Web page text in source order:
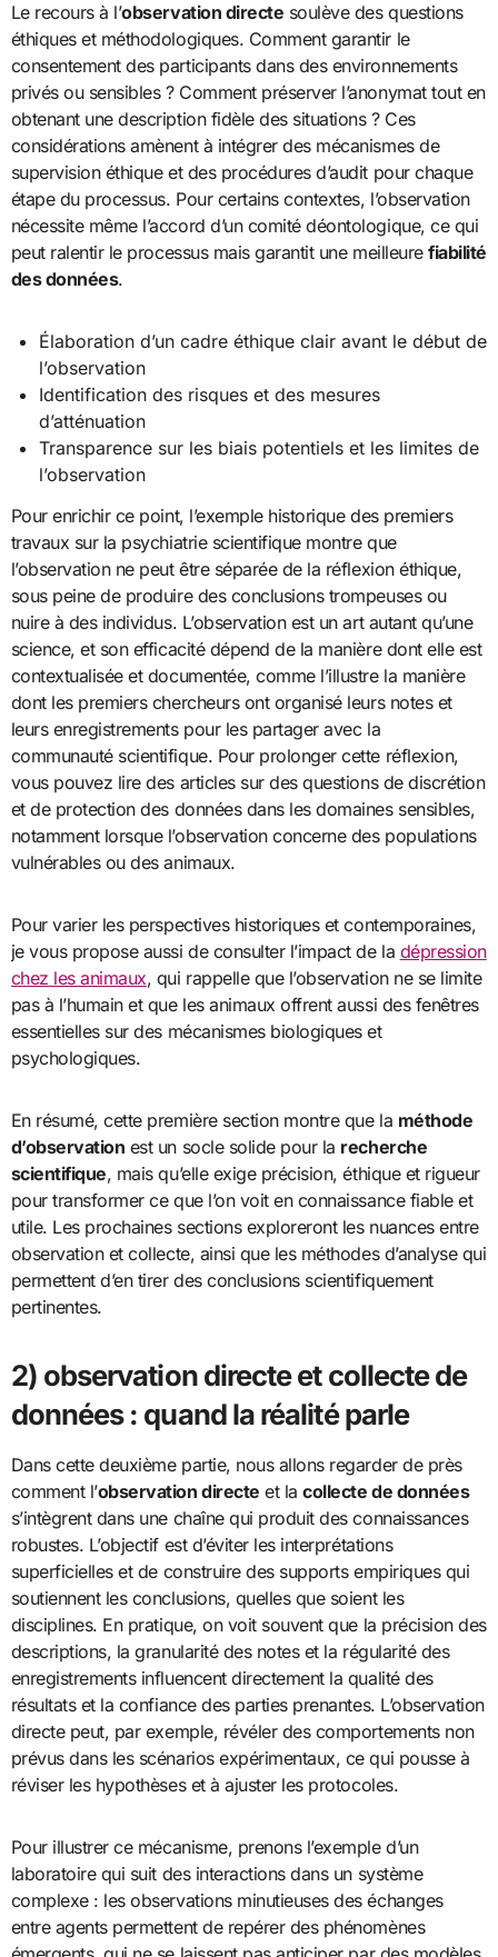
Le recours à l’observation directe soulève des questions
éthiques et méthodologiques. Comment garantir le
consentement des participants dans des environnements
privés ou sensibles ? Comment préserver l’anonymat tout en
obtenant une description fidèle des situations ? Ces
considérations amènent à intégrer des mécanismes de
supervision éthique et des procédures d’audit pour chaque
étape du processus. Pour certains contextes, l’observation
nécessite même l’accord d’un comité déontologique, ce qui
peut ralentir le processus mais garantit une meilleurefiabilité
des données.
Élaboration d’un cadre éthique clair avant le début de
l’observation
Identification des risques et des mesures
d’atténuation
Transparence sur les biais potentiels et les limites de
l’observation
Pour enrichir ce point, l’exemple historique des premiers
travaux sur la psychiatrie scientifique montre que
l’observation ne peut être séparée de la réflexion éthique,
sous peine de produire des conclusions trompeuses ou
nuire à des individus. L’observation est un art autant qu’une
science, et son efficacité dépend de la manière dont elle est
contextualisée et documentée, comme l’illustre la manière
dont les premiers chercheurs ont organisé leurs notes et
leurs enregistrements pour les partager avec la
communauté scientifique. Pour prolonger cette réflexion,
vous pouvez lire des articles sur des questions de discrétion
et de protection des données dans les domaines sensibles,
notamment lorsque l’observation concerne des populations
vulnérables ou des animaux.
Pour varier les perspectives historiques et contemporaines,
je vous propose aussi de consulter l’impact de la dépression
chez les animaux, qui rappelle que l’observation ne se limite
pas à l’humain et que les animaux offrent aussi des fenêtres
essentielles sur des mécanismes biologiques et
psychologiques.
En résumé, cette première section montre que la méthode
d’observation est un socle solide pour la recherche
scientifique, mais qu’elle exige précision, éthique et rigueur
pour transformer ce que l’on voit en connaissance fiable et
utile. Les prochaines sections exploreront les nuances entre
observation et collecte, ainsi que les méthodes d’analyse qui
permettent d’en tirer des conclusions scientifiquement
pertinentes.
2) observation directe et collecte de
données : quand la réalité parle
Dans cette deuxième partie, nous allons regarder de près
comment l’observation directe et lacollecte de données
s’intègrent dans une chaîne qui produit des connaissances
robustes. L’objectif est d’éviter les interprétations
superficielles et de construire des supports empiriques qui
soutiennent les conclusions, quelles que soient les
disciplines. En pratique, on voit souvent que la précision des
descriptions, la granularité des notes et la régularité des
enregistrements influencent directement la qualité des
résultats et la confiance des parties prenantes. L’observation
directe peut, par exemple, révéler des comportements non
prévus dans les scénarios expérimentaux, ce qui pousse à
réviser les hypothèses et à ajuster les protocoles.
Pour illustrer ce mécanisme, prenons l’exemple d’un
laboratoire qui suit des interactions dans un système
complexe : les observations minutieuses des échanges
entre agents permettent de repérer des phénomènes